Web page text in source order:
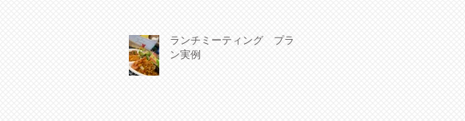
ランチミーティング プラ
ン実例